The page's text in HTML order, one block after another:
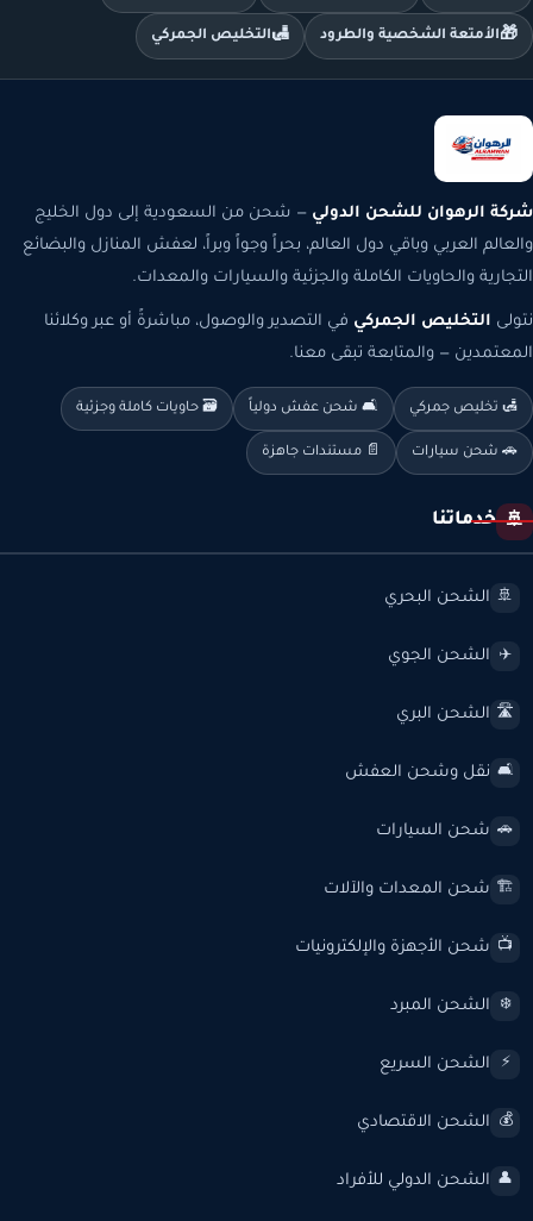
🎁الأمتعة الشخصية والطرود 🛃التخليص الجمركي
شركة الرهوان للشحن الدولي — شحن من السعودية إلى دول الخليج
والعالم العربي وباقي دول العالم، بحراً وجواً وبراً، لعفش المنازل والبضائع
التجارية والحاويات الكاملة والجزئية والسيارات والمعدات.
نتولى التخليص الجمركي في التصدير والوصول، مباشرةً أو عبر وكلائنا
المعتمدين — والمتابعة تبقى معنا.
🛃 تخليص جمركي 🛋️ شحن عفش دولياً 🗃️ حاويات كاملة وجزئية
🚗 شحن سيارات 📄 مستندات جاهزة
🚢 خدماتنا
🚢 الشحن البحري
✈️ الشحن الجوي
🛣️ الشحن البري
🛋️ نقل وشحن العفش
🚗 شحن السيارات
🏗️ شحن المعدات والآلات
📺 شحن الأجهزة والإلكترونيات
❄️ الشحن المبرد
⚡ الشحن السريع
💰 الشحن الاقتصادي
👤 الشحن الدولي للأفراد